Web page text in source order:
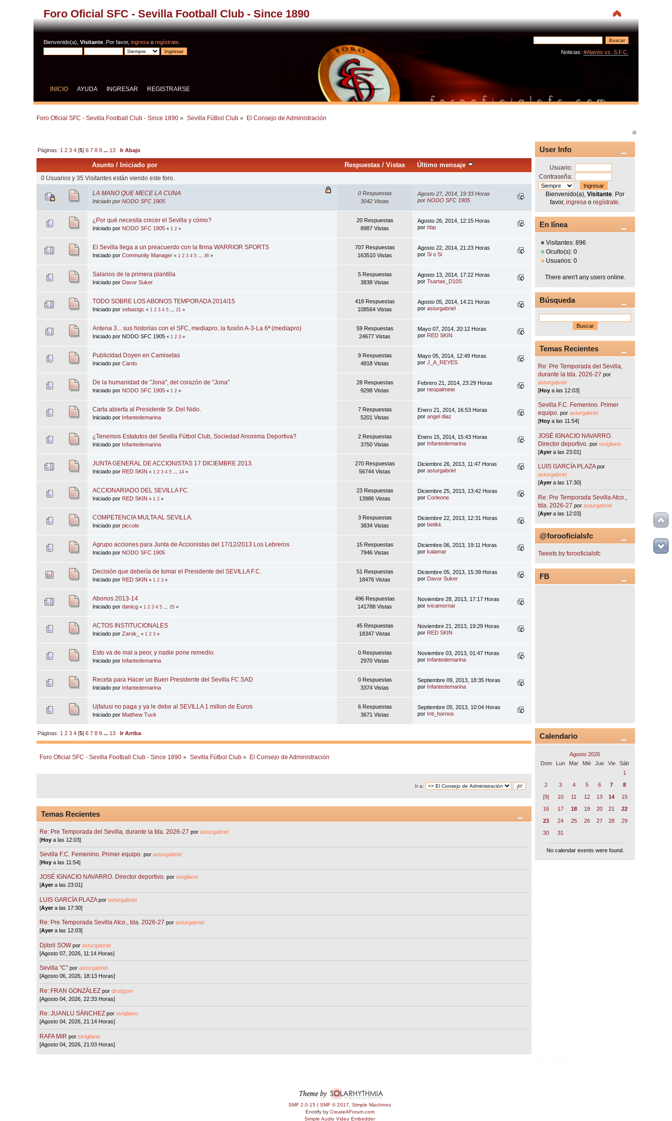
Foro Oficial SFC - Sevilla Football Club - Since 1890
Bienvenido(a),Visitante . Por favor,ingresa oregístrate
Noticias: #Alavés vs. S.F.C.
INICIO AYUDA INGRESAR REGISTRARSE
Foro Oficial SFC - Sevilla Football Club - Since 1890 » Sevilla Fútbol Club» El Consejo de Administración
Páginas: 1 2 3 4 [5]6 7 8 9 ... 13 Ir Abajo
Asunto /Iniciado por Respuestas /Vistas Último mensaje
0 Usuarios y 35 Visitantes están viendo este foro.
LA MANO QUE MECE LA CUNA
Iniciado porNODO SFC 1905
0 Respuestas
3042 Vistas
Agosto 27, 2014, 19:33 Horas
porNODO SFC 1905
¿Por qué necesita crecer el Sevilla y cómo?
Iniciado por NODO SFC 1905 «1 2 »
20 Respuestas
8987 Vistas
Agosto 26, 2014, 12:15 Horas
porhbp
El Sevilla llega a un preacuerdo con la firma WARRIOR SPORTS
Iniciado porCommunity Manager «1 2 3 4 5 ...36 »
707 Respuestas
163510 Vistas
Agosto 22, 2014, 21:23 Horas
porSi o Si
Salarios de la primera plantilla
Iniciado por Davor Suker
5 Respuestas
3838 Vistas
Agosto 13, 2014, 17:22 Horas
porTsartas_D10S
TODO SOBRE LOS ABONOS TEMPORADA 2014/15
Iniciado porsebastgc «1 2 3 4 5 ...21 »
418 Respuestas
108564 Vistas
Agosto 05, 2014, 14:21 Horas
porasturgabriel
Antena 3... sus historias con el SFC, mediapro, la fusión A-3-La 6ª (mediapro)
Iniciado por NODO SFC 1905«1 2 3 »
59 Respuestas
24677 Vistas
Mayo 07, 2014, 20:12 Horas
por RED SKIN
Publicidad Doyen en Camisetas
Iniciado porCardo
9 Respuestas
4818 Vistas
Mayo 05, 2014, 12:49 Horas
porJ_A_REYES
De la humanidad de "Jona", del corazón de "Jona"
Iniciado por NODO SFC 1905 «1 2 »
28 Respuestas
9298 Vistas
Febrero 21, 2014, 23:29 Horas
porneopalmete
Carta abierta al Presidente Sr. Del Nido.
Iniciado por Infantedemarina
7 Respuestas
5201 Vistas
Enero 21, 2014, 16:53 Horas
porangel diaz
¿Tenemos Estatutos del Sevilla Fútbol Club, Sociedad Anonima Deportiva?
Iniciado por Infantedemarina
2 Respuestas
3750 Vistas
Enero 15, 2014, 15:43 Horas
por Infantedemarina
JUNTA GENERAL DE ACCIONISTAS 17 DICIEMBRE 2013.
Iniciado por RED SKIN «1 2 3 4 5 ...14 »
270 Respuestas
56744 Vistas
Diciembre 26, 2013, 11:47 Horas
porasturgabriel
ACCIONARIADO DEL SEVILLA FC.
Iniciado por RED SKIN «1 2 »
23 Respuestas
13986 Vistas
Diciembre 25, 2013, 13:42 Horas
porCorleone
COMPETENCIA MULTA AL SEVILLA.
Iniciado porpiccolo
3 Respuestas
3834 Vistas
Diciembre 22, 2013, 12:31 Horas
porbetikk
Agrupo acciones para Junta de Accionistas del 17/12/2013 Los Lebreros
Iniciado por NODO SFC 1905
15 Respuestas
7946 Vistas
Diciembre 06, 2013, 19:11 Horas
porkalamar
Decisión que debería de tomar el Presidente del SEVILLA F.C.
Iniciado por RED SKIN «1 2 3 »
51 Respuestas
18476 Vistas
Diciembre 05, 2013, 15:39 Horas
por Davor Suker
Abonos 2013-14
Iniciado pordanicg «1 2 3 4 5 ...25 »
496 Respuestas
141788 Vistas
Noviembre 28, 2013, 17:17 Horas
porivicamornar
ACTOS INSTITUCIONALES
Iniciado porZarok_ «1 2 3 »
45 Respuestas
18347 Vistas
Noviembre 21, 2013, 19:29 Horas
por RED SKIN
Esto va de mal a peor, y nadie pone remedio.
Iniciado por Infantedemarina
0 Respuestas
2970 Vistas
Noviembre 03, 2013, 01:47 Horas
por Infantedemarina
Receta para Hacer un Buen Presidente del Sevilla FC SAD
Iniciado por Infantedemarina
0 Respuestas
3374 Vistas
Septiembre 09, 2013, 18:35 Horas
por Infantedemarina
Ujfalusi no paga y ya le debe al SEVILLA 1 millon de Euros
Iniciado por Matthew Tuck
6 Respuestas
3671 Vistas
Septiembre 05, 2013, 10:04 Horas
por Inti_hornos
Páginas: 1 2 3 4 [5]6 7 8 9 ... 13 Ir Arriba
Foro Oficial SFC - Sevilla Football Club - Since 1890 » Sevilla Fútbol Club» El Consejo de Administración
Ir a:
Temas Recientes
Re: Pre Temporada del Sevilla, durante la tda. 2026-27 porasturgabriel
[Hoy a las 12:03]
Sevilla F.C. Femenino. Primer equipo. porasturgabriel
[Hoy a las 11:54]
JOSÉ IGNACIO NAVARRO. Director deportivo. porsivigliano
[Ayera las 23:01]
LUIS GARCÍA PLAZA porasturgabriel
[Ayera las 17:30]
Re: Pre Temporada Sevilla Atco., tda. 2026-27 porasturgabriel
[Ayera las 12:03]
Djibril SOW porasturgabriel
[Agosto 07, 2026, 11:14 Horas]
Sevilla "C"porasturgabriel
[Agosto 06, 2026, 18:13 Horas]
Re: FRAN GONZÁLEZ pordrodgom
[Agosto 04, 2026, 22:33 Horas]
Re: JUANLU SÁNCHEZ porsivigliano
[Agosto 04, 2026, 21:14 Horas]
RAFA MIR porsivigliano
[Agosto 04, 2026, 21:03 Horas]
User Info
Usuario:
Contraseña:
Bienvenido(a),Visitante . Por
favor,ingresa oregístrate
En línea
Visitantes: 896
Oculto(s): 0
Usuarios: 0
There aren't any users online.
Búsqueda
Temas Recientes
Re: Pre Temporada del Sevilla,
durante la tda. 2026-27 por
asturgabriel
[Hoy a las 12:03]
Sevilla F.C. Femenino. Primer
equipo. porasturgabriel
[Hoy a las 11:54]
JOSÉ IGNACIO NAVARRO.
Director deportivo. porsivigliano
[Ayera las 23:01]
LUIS GARCÍA PLAZA por
asturgabriel
[Ayera las 17:30]
Re: Pre Temporada Sevilla Atco.,
tda. 2026-27 porasturgabriel
[Ayera las 12:03]
@forooficialsfc
Tweets by forooficialsfc
FB
Calendario
Agosto 2026
Dom
Lun Mar Mié Jue Vie
Sáb
1
2
3 4 5 6 7
8
[9]
10 11 12 13 14
15
16
17 18 19 20 21
22
23
24 25 26 27 28
29
30
31
No calendar events were found.
SMF 2.0.15 | SMF © 2017
Simple Machines
Enotify by CreateAForum.com
Simple Audio Video Embedder